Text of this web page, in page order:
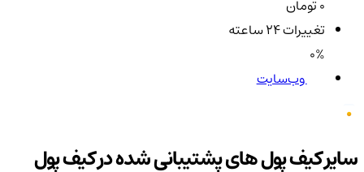
تغییرات ۲۴ ساعته
0%
وب‌سایت
سایر کیف پول های پشتیبانی شده در کیف پول